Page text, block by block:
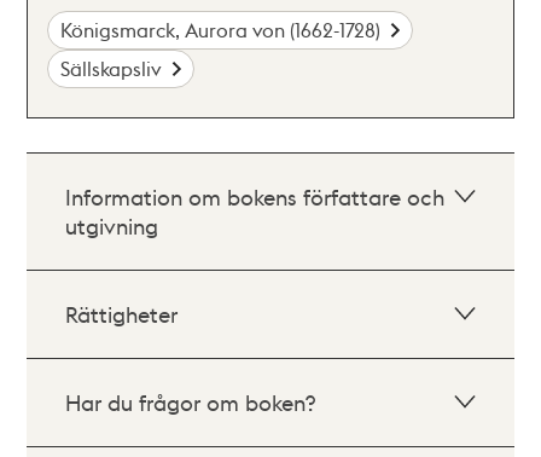
Königsmarck, Aurora von (1662-1728)
Sällskapsliv
Information om bokens författare och
utgivning
Rättigheter
Har du frågor om boken?